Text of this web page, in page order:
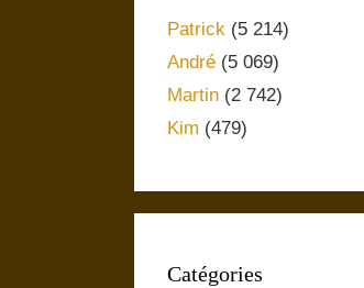
Patrick (5 214)
André (5 069)
Martin (2 742)
Kim (479)
Catégories